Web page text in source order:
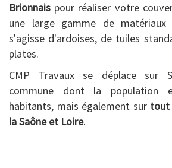
Brionnais pour réaliser votre
une large gamme de matériaux
s'agisse d'ardoises, de tuiles
plates.
CMP Travaux se déplace sur
commune dont la population
habitants, mais également sur tout
la Saône et Loire.